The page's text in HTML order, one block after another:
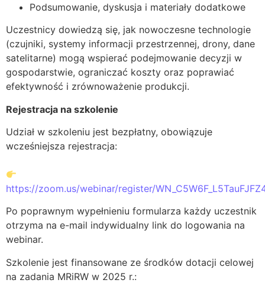
Podsumowanie, dyskusja i materiały dodatkowe
Uczestnicy dowiedzą się, jak nowoczesne technologie
(czujniki, systemy informacji przestrzennej, drony, dane
satelitarne) mogą wspierać podejmowanie decyzji w
gospodarstwie, ograniczać koszty oraz poprawiać
efektywność i zrównoważenie produkcji.
Rejestracja na szkolenie
Udział w szkoleniu jest bezpłatny, obowiązuje
wcześniejsza rejestracja:
https://zoom.us/webinar/register/
​Po poprawnym wypełnieniu formularza każdy uczestnik
otrzyma na e-mail indywidualny link do logowania na
webinar.
Szkolenie jest finansowane ze środków dotacji celowej
na zadania MRiRW w 2025 r.: